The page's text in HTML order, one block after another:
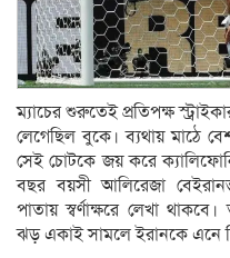
ম্যাচের শুরুতেই প্রতিপক্ষ
লেগেছিল বুকে। ব্যথায় মাঠে
সেই চোটকে জয় করে
বছর বয়সী আলিরেজা
পাতায় স্বর্ণাক্ষরে লেখা
ঝড় একাই সামলে ইরানকে এনে